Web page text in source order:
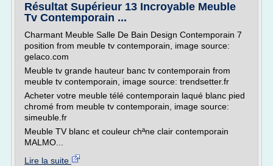
Résultat Supérieur 13 Incroyable Meuble
Tv Contemporain ...
Charmant Meuble Salle De Bain Design Contemporain 7
position from meuble tv contemporain, image source:
gelaco.com
Meuble tv grande hauteur banc tv contemporain from
meuble tv contemporain, image source: trendsetter.fr
Acheter votre meuble télé contemporain laqué blanc pied
chromé from meuble tv contemporain, image source:
simeuble.fr
Meuble TV blanc et couleur chªne clair contemporain
MALMO...
Lire la suite